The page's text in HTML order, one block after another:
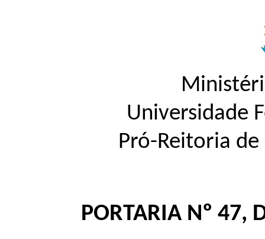
Universidade
Pró-Reitoria de
PORTARIA Nº 47,